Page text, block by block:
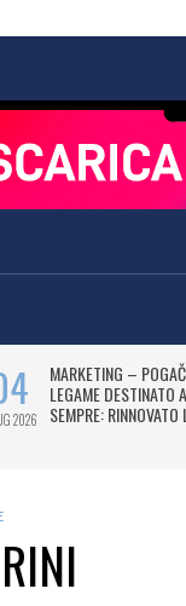
2026
MARKETING –
LEGAME DESTINATO
SEMPRE: RINNOVATO